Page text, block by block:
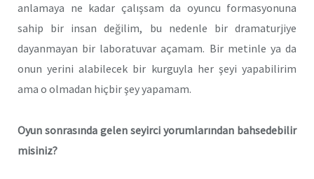
anlamaya ne kadar çalışsam da oyuncu formasyonuna
sahip bir insan değilim, bu nedenle bir dramaturjiye
dayanmayan bir laboratuvar açamam. Bir metinle ya da
onun yerini alabilecek bir kurguyla her şeyi yapabilirim
ama o olmadan hiçbir şey yapamam.
Oyun sonrasında gelen seyirci yorumlarından bahsedebilir
misiniz?